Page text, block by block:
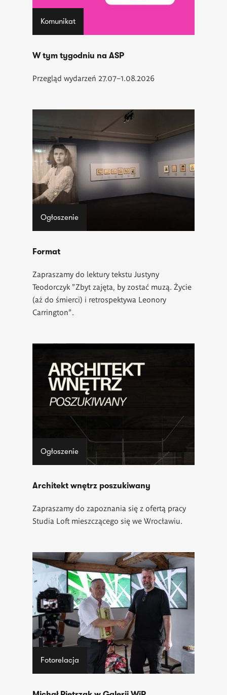
Komunikat
W tym tygodniu na ASP
Przegląd wydarzeń 27.07–1.08.2026
Ogłoszenie
Format
Zapraszamy do lektury tekstu Justyny
Teodorczyk "Zbyt zajęta, by zostać muzą. Życie
(aż do śmierci) i retrospektywa Leonory
Carrington".
Ogłoszenie
Architekt wnętrz poszukiwany
Zapraszamy do zapoznania się z ofertą pracy
Studia Loft mieszczącego się we Wrocławiu.
Fotorelacja